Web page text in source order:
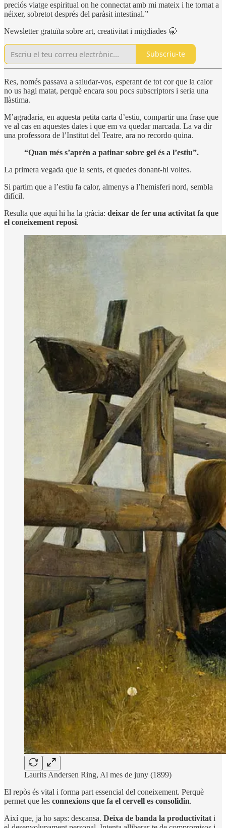
preciós viatge espiritual on he connectat amb mi mateix i he tornat a
néixer, sobretot després del paràsit intestinal.”
Newsletter gratuïta sobre art, creativitat i migdiades 🥱
Subscriu-te
Res, només passava a saludar-vos, esperant de tot cor que la calor
no us hagi matat, perquè encara sou pocs subscriptors i seria una
llàstima.
M’agradaria, en aquesta petita carta d’estiu, compartir una frase que
ve al cas en aquestes dates i que em va quedar marcada. La va dir
una professora de l’Institut del Teatre, ara no recordo quina.
“Quan més s’aprèn a patinar sobre gel és a l’estiu”.
La primera vegada que la sents, et quedes donant-hi voltes.
Si partim que a l’estiu fa calor, almenys a l’hemisferi nord, sembla
difícil.
Resulta que aquí hi ha la gràcia: deixar de fer una activitat fa que
el coneixement reposi.
Laurits Andersen Ring, Al mes de juny (1899)
El repòs és vital i forma part essencial del coneixement. Perquè
permet que les connexions que fa el cervell es consolidin.
Així que, ja ho saps: descansa. Deixa de banda la productivitat i